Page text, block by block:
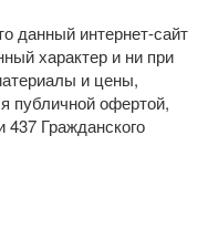
данный интернет-сайт
характер и ни при
и цены,
публичной офертой,
Гражданского